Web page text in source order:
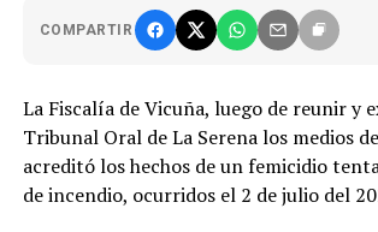
COMPARTIR
La Fiscalía de Vicuña, luego de reunir y
Tribunal Oral de La Serena los medios
acreditó los hechos de un femicidio
de incendio, ocurridos el 2 de julio del